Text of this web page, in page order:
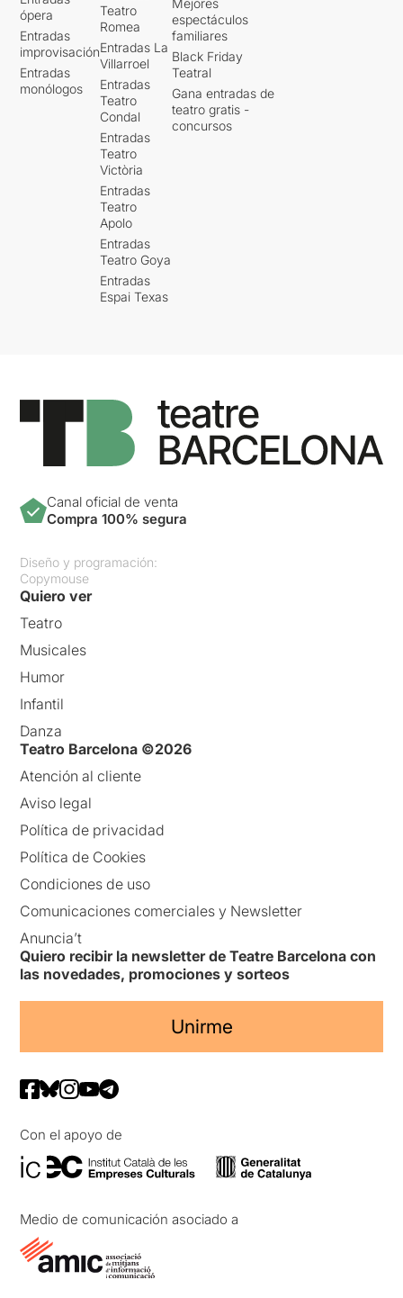
ópera
Entradas
improvisación
Entradas
monólogos
Teatro
Romea
Entradas La
Villarroel
Entradas
Teatro
Condal
Entradas
Teatro
Victòria
Entradas
Teatro
Apolo
Entradas
Teatro Goya
Entradas
Espai Texas
espectáculos
familiares
Black Friday
Teatral
Gana entradas de
teatro gratis -
concursos
Canal oficial de venta
Compra 100% segura
Diseño y programación:
Copymouse
Quiero ver
Teatro
Musicales
Humor
Infantil
Danza
Teatro Barcelona ©2026
Atención al cliente
Aviso legal
Política de privacidad
Política de Cookies
Condiciones de uso
Comunicaciones comerciales y Newsletter
Anuncia’t
Quiero recibir la newsletter de Teatre Barcelona con
las novedades, promociones y sorteos
Unirme
Con el apoyo de
Medio de comunicación asociado a